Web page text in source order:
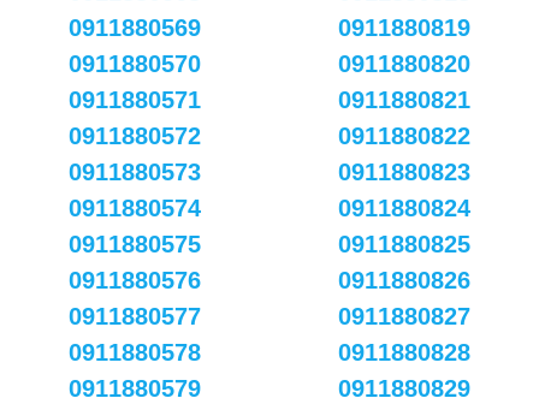
0911880569
0911880570
0911880571
0911880572
0911880573
0911880574
0911880575
0911880576
0911880577
0911880578
0911880579
0911880819
0911880820
0911880821
0911880822
0911880823
0911880824
0911880825
0911880826
0911880827
0911880828
0911880829